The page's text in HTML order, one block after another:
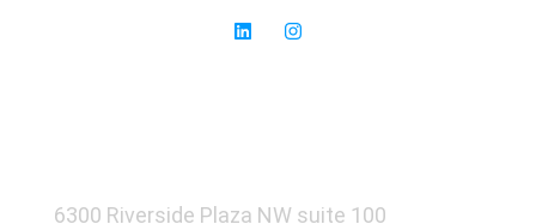
6300 Riverside Plaza NW suite 100